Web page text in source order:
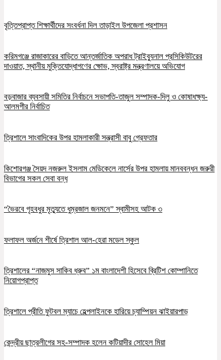
বৃত্তিপ্রাপ্ত শিক্ষার্থীদের সংবর্ধনা দিল তাড়াইল উপজেলা প্রশাসন
করিমগঞ্জে রাজাকারের বাড়িতে আন্তর্জাতিক অপরাধ ট্রাইব্যুনাল প্রসিকিউটরের
দাওয়াত, স্থানীয় মুক্তিযোদ্ধাগণের ক্ষোভ, স্বরাষ্ট্র মন্ত্রণালয়ে অভিযোগ
বড়বাজার ব্যবসায়ী সমিতির নির্বাচনে সভাপতি-তাজুল সম্পাদক-দিলু ও কোষাধক্ষ্য-
আলমগীর নির্বাচিত
ত্রিশালে সাংবাদিকের উপর হামলাকারী সন্ত্রাসী বাবু গ্রেফতার
কিশোরগঞ্জ সৈয়দ নজরুল ইসলাম মেডিকেলে নার্সের উপর হামলায় মানববন্ধন জরুরী
বিভাগের সকল সেবা বন্ধ
“ভৈরবে গৃহবধুর মৃত্যুতে ধুম্রজাল জনমনে” স্বামীসহ আটক ৩
ফলাফল অর্জনে শীর্ষে ত্রিশাল আল-হেরা মডেল স্কুল
ত্রিশালের “নাজমুস সাকিব ধ্রুব” ১ম বাংলাদেশী হিসেবে ব্রিটিশ কোম্পানিতে
নিয়োগপ্রাপ্ত
ত্রিশালে প্রীতি ফুটবল ম্যাচে হেল্পলাইনকে হারিয়ে চ্যাম্পিয়ন ঝাইয়ারপাড়
কেন্দ্রীয় ছাত্রলীগের সহ-সম্পাদক হলেন কটিয়াদীর সোহেল মিয়া